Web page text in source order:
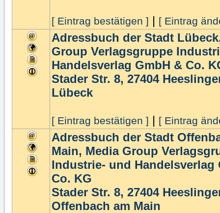
[ Eintrag bestätigen ] | [ Eintrag
Adressbuch der Stadt
Group Verlagsgruppe
Handelsverlag GmbH & Co.
Stader Str. 8, 27404
Lübeck
[ Eintrag bestätigen ] | [ Eintrag
Adressbuch der Stadt
Main, Media Group
Industrie- und Handelsverlag
Co. KG
Stader Str. 8, 27404
Offenbach am Main